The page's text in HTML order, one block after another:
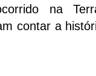
na
contar a